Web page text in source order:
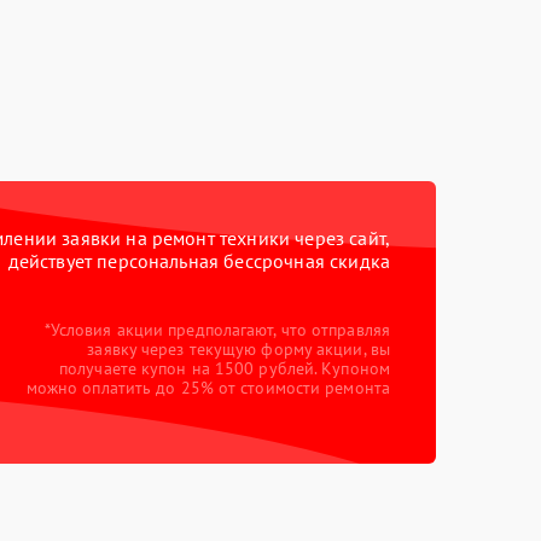
заявки на ремонт техники через сайт,
действует персональная бессрочная скидка
*Условия акции предполагают, что отправляя
заявку через текущую форму акции, вы
получаете купон на 1500 рублей. Купоном
можно оплатить до 25% от стоимости ремонта